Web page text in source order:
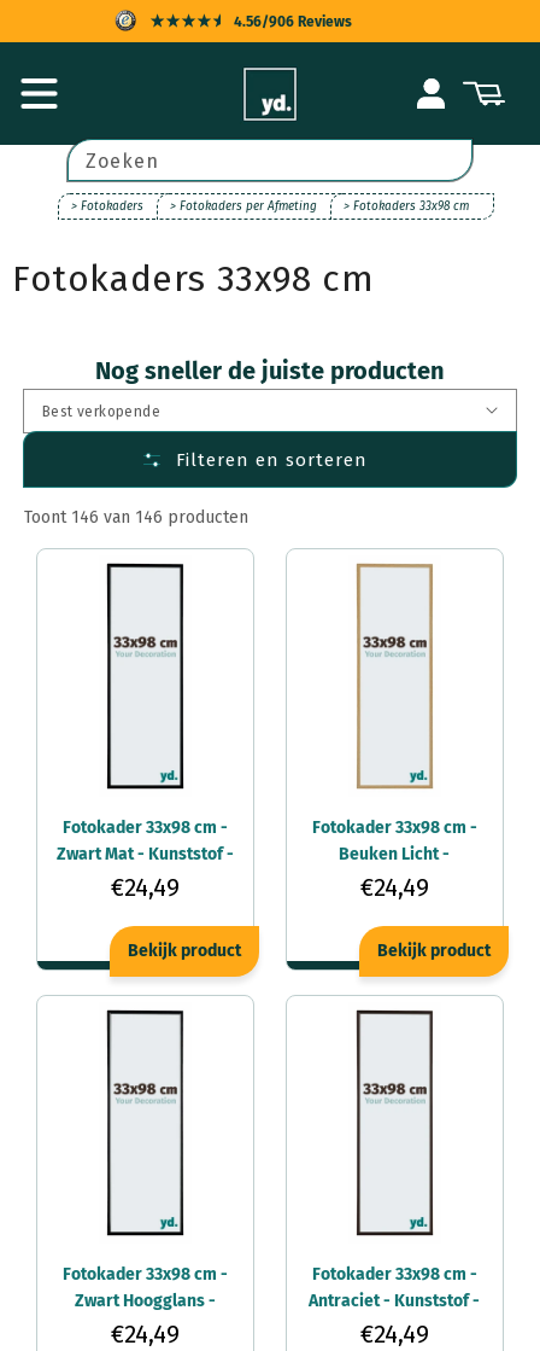
content
4.56/906 Reviews
KOPERSBESCHERMING
SNELLE LEVERING
UITSTEKENDE KLANTENSERVICE
InloggenWinkelwagen
Zoeken
> Fotokaders > Fotokaders per Afmeting > Fotokaders 33x98 cm
Fotokaders 33x98 cm
Nog sneller de juiste producten
Filteren en sorteren
Toont 146 van 146 producten
Fotokader 33x98 cm -
Zwart Mat - Kunststof -
Evry
€24,49
Bekijk product
Fotokader 33x98 cm -
Beuken Licht -
Kunststof - Evry
€24,49
Bekijk product
Fotokader 33x98 cm -
Zwart Hoogglans -
Kunststof - Evry
€24,49
Fotokader 33x98 cm -
Antraciet - Kunststof -
Evry
€24,49